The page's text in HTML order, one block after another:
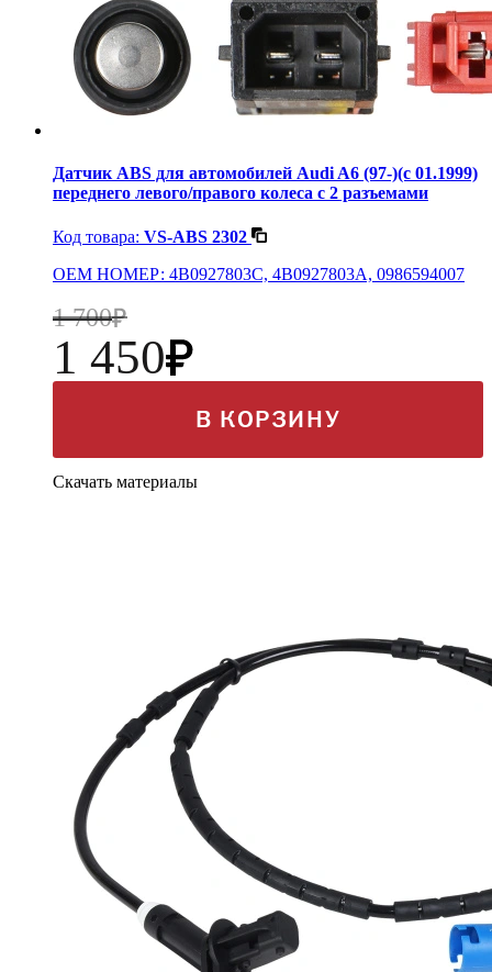
Датчик ABS для автомобилей Audi A6 (97-)(с 01.1999)
переднего левого/правого колеса с 2 разъемами
Код товара: VS-ABS 2302
OEM НОМЕР: 4B0927803C, 4B0927803A, 0986594007
1 700
1 450
В КОРЗИНУ
Скачать материалы